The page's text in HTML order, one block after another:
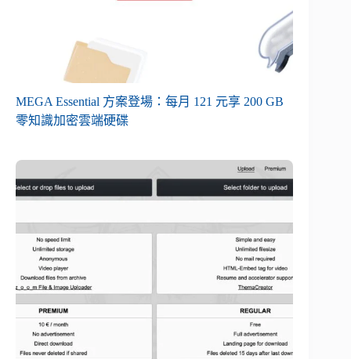
MEGA Essential 方案登場：每月 121 元享 200 GB
零知識加密雲端硬碟